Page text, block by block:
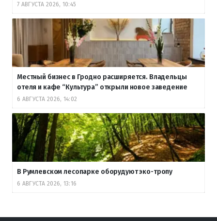
7 АВГУСТА 2026, 10:45
Местный бизнес в Гродно расширяется. Владельцы
отеля и кафе “Культура” открыли новое заведение
6 АВГУСТА 2026, 14:02
В Румлевском лесопарке оборудуют эко-тропу
6 АВГУСТА 2026, 13:16